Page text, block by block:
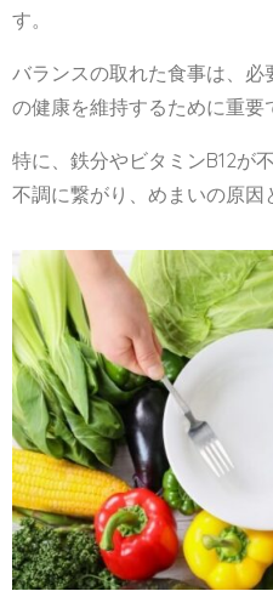
す。
バランスの取れた食事は、
の健康を維持するために重要
特に、鉄分やビタミンB12が
不調に繋がり、めまいの原因